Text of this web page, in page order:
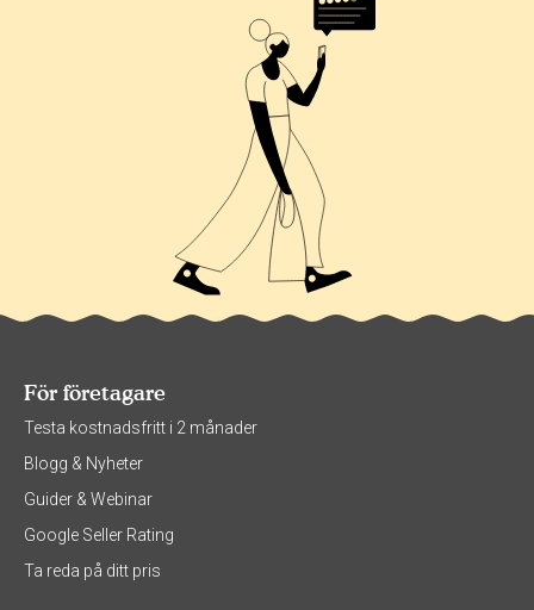
För företagare
Testa kostnadsfritt i 2 månader
Blogg & Nyheter
Guider & Webinar
Google Seller Rating
Ta reda på ditt pris